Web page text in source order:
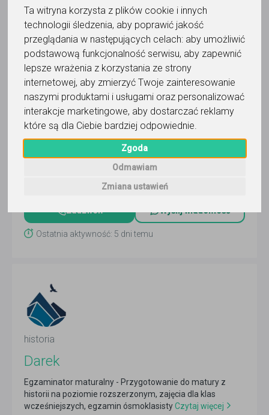
Ta witryna korzysta z plików cookie i innych
technologii śledzenia, aby poprawić jakość
przeglądania w następujących celach: aby umożliwić
podstawową funkcjonalność serwisu, aby zapewnić
lepsze wrażenia z korzystania ze strony
internetowej, aby zmierzyć Twoje zainteresowanie
naszymi produktami i usługami oraz personalizować
interakcje marketingowe, aby dostarczać reklamy
które są dla Ciebie bardziej odpowiednie.
Zgoda
Odmawiam
Zmiana ustawień
historia
Krzysztof
Egzaminator maturalny, czynny nauczyciel liceum z
wieloletnim doświadczeniem. Zajęcia przygotowujące do
matury i zajęcia dla klas wcześniejszychCzytaj więcej
Online, Czeladź i 7 innych
Zadzwoń Wyślij wiadomość
Ostatnia aktywność: 5 dni temu
historia
Darek
Egzaminator maturalny - Przygotowanie do matury z
historii na poziomie rozszerzonym, zajęcia dla klas
wcześniejszych, egzamin ósmoklasistyCzytaj więcej